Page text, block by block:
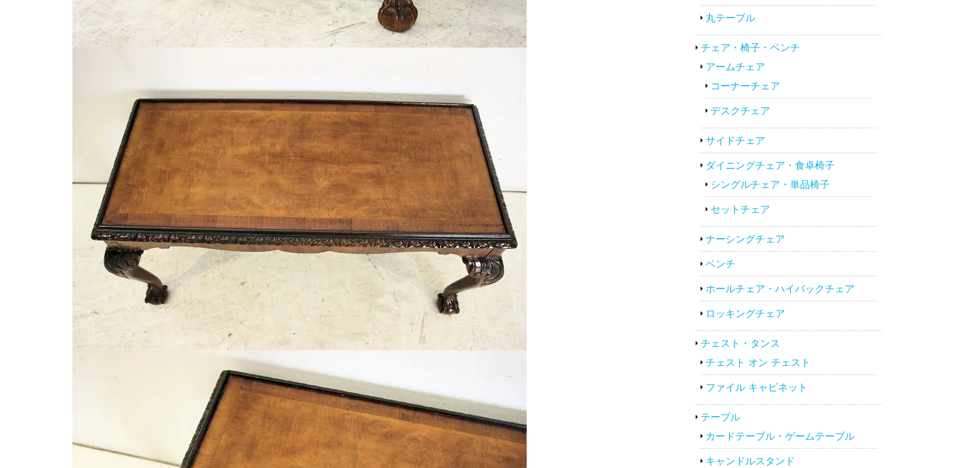
丸テーブル
チェア・椅子・ベンチ
アームチェア
コーナーチェア
デスクチェア
サイドチェア
ダイニングチェア・食卓椅子
シングルチェア・単品椅子
セットチェア
ナーシングチェア
ベンチ
ホールチェア・ハイバックチェア
ロッキングチェア
チェスト・タンス
チェスト オン チェスト
ファイル キャビネット
テーブル
カードテーブル・ゲームテーブル
キャンドルスタンド